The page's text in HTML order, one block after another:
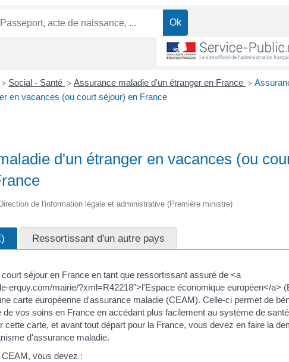
> Social - Santé > Assurance maladie d'un étranger en France >
en vacances (ou court séjour) en France
d'un étranger en vacances (ou
de l'information légale et administrative (Première ministre)
Ressortissant d'un autre pays
séjour en France en tant que ressortissant assuré de <a
erquy.com/mairie/?xml=R42218">l'Espace économique européen</a>
carte européenne d'assurance maladie (CEAM). Celle-ci permet de
de vos soins en France en accédant plus facilement au système de santé
cette carte, et avant tout départ pour la France, vous devez en faire la
d'assurance maladie.
vous devez :